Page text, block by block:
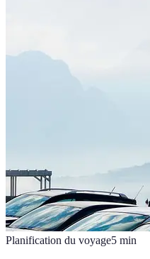
Planification du voyage5 min